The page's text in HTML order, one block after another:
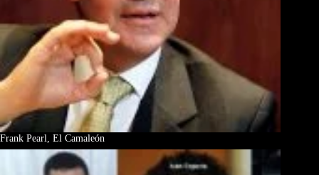
Frank Pearl, El Camaleón